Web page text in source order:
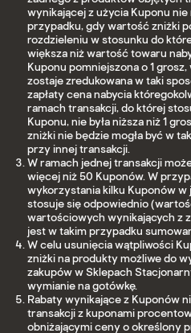
wynikającej z użycia Kuponu nie
przypadku, gdy wartość zniżki
rozdzieleniu w stosunku do
większa niż wartość towaru
Kuponu pomniejszona o 1
zostaje zredukowana w taki
zapłaty cena nabycia
ramach transakcji, do której
Kuponu, nie była niższa niż 1
zniżki nie będzie mogła być w
przy innej transakcji.
W ramach jednej transakcji
więcej niż 50 Kuponów. W
wykorzystania kilku Kuponów w
stosuje się odpowiednio
wartościowych wynikających z
jest w takim przypadku
W celu usunięcia wątpliwości
zniżki na produkty możliwe do
zakupów w Sklepach
wymianie na gotówkę.
Rabaty wynikające z Kuponów
transakcji z kuponami
obniżającymi ceny o określony